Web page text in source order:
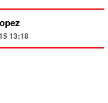
13:18